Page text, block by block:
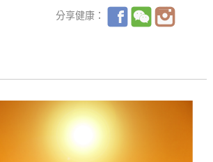
分享健康：